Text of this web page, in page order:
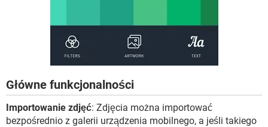
Główne funkcjonalności
Importowanie zdjęć: Zdjęcia można importować
bezpośrednio z galerii urządzenia mobilnego, a jeśli takiego